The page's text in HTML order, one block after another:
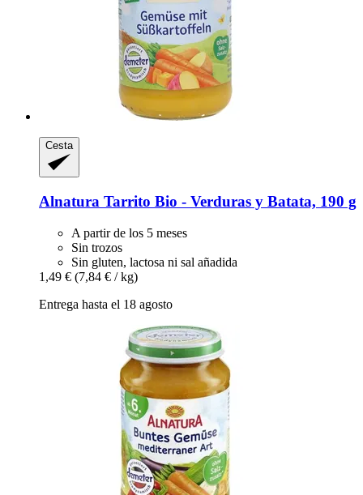
Cesta
Alnatura Tarrito Bio -​ Verduras y Batata, 190 g
A partir de los 5 meses
Sin trozos
Sin gluten, lactosa ni sal añadida
1,49 € (7,84 € / kg)
Entrega hasta el 18 agosto